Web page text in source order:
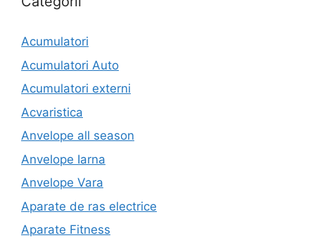
Acumulatori
Acumulatori Auto
Acumulatori externi
Acvaristica
Anvelope all season
Anvelope Iarna
Anvelope Vara
Aparate de ras electrice
Aparate Fitness